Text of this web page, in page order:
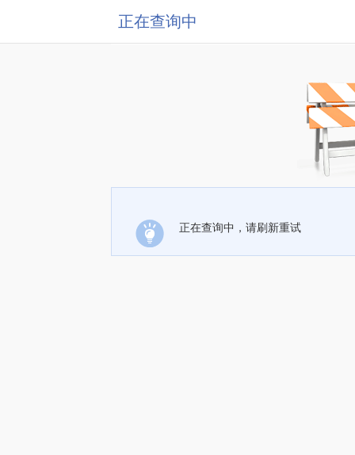
正在查询中
正在查询中，请刷新重试